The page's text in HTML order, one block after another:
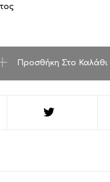
Προσθήκη Στο Καλάθι